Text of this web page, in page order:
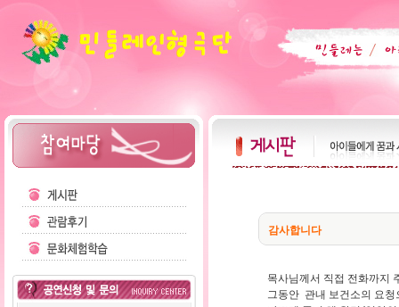
감사합니다
목사님께서 직접 전화까지
그동안 관내 보건소의 요청